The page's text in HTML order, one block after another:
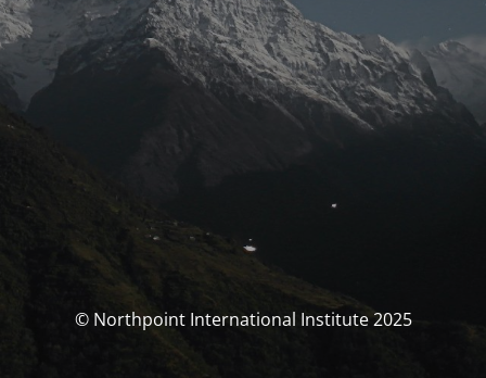
© Northpoint International Institute 2025